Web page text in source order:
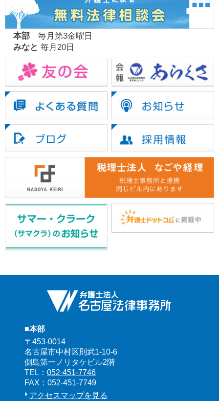
本部毎月第3金曜日
みなと 毎月20日
■本部
〒453-0014
名古屋市中村区則武1-10-6
側島第一ノリタケビル2階
TEL： 052-451-7746
FAX：052-451-7749
アクセスマップを見る